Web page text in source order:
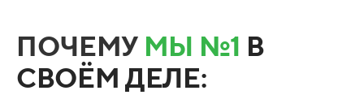
ПОЧЕМУ МЫ №1 В
СВОЁМ ДЕЛЕ: